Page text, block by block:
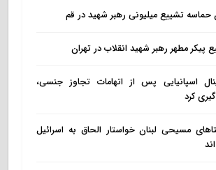
حماسه تشییع میلیونی رهبر شهید در قم
پیکر مطهر رهبر شهید انقلاب در تهران
اسپانیایی پس از اتهامات تجاوز جنسی،
کرد
مسیحی لبنان خواستار الحاق به اسرائیل